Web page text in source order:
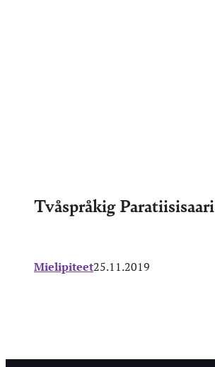
Tvåspråkig Paratiisisaari
Mielipiteet25.11.2019